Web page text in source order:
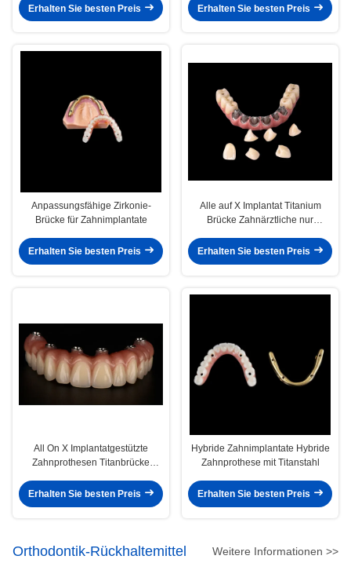
Erhalten Sie besten Preis
Erhalten Sie besten Preis
Anpassungsfähige Zirkonie-
Brücke für Zahnimplantate
Erhalten Sie besten Preis
Alle auf X Implantat Titanium
Brücke Zahnärztliche nur
Erhalten Sie besten Preis
All On X Implantatgestützte
Zahnprothesen Titanbrücke
Erhalten Sie besten Preis
Hybride Zahnimplantate Hybride
Zahnprothese mit Titanstahl
Erhalten Sie besten Preis
Orthodontik-Rückhaltemittel Weitere Informationen >>